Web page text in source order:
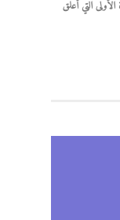
التي أعلق